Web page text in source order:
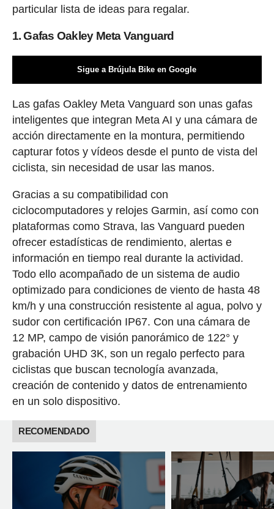
particular lista de ideas para regalar.
1. Gafas Oakley Meta Vanguard
Sigue a Brújula Bike en Google
Las gafas Oakley Meta Vanguard son unas gafas
inteligentes que integran Meta AI y una cámara de
acción directamente en la montura, permitiendo
capturar fotos y vídeos desde el punto de vista del
ciclista, sin necesidad de usar las manos.
Gracias a su compatibilidad con
ciclocomputadores y relojes Garmin, así como con
plataformas como Strava, las Vanguard pueden
ofrecer estadísticas de rendimiento, alertas e
información en tiempo real durante la actividad.
Todo ello acompañado de un sistema de audio
optimizado para condiciones de viento de hasta 48
km/h y una construcción resistente al agua, polvo y
sudor con certificación IP67. Con una cámara de
12 MP, campo de visión panorámico de 122° y
grabación UHD 3K, son un regalo perfecto para
ciclistas que buscan tecnología avanzada,
creación de contenido y datos de entrenamiento
en un solo dispositivo.
RECOMENDADO